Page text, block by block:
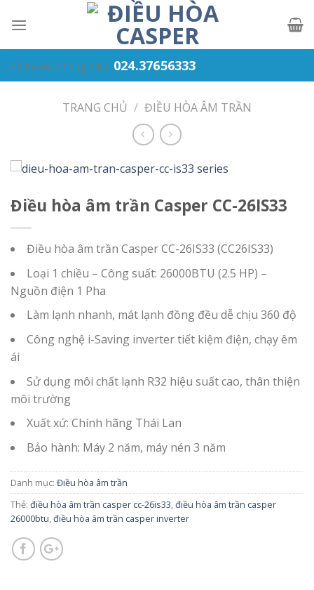
Hỗ trợ mua hàng 24/7: 024.37656333
TRANG CHỦ / ĐIỀU HÒA ÂM TRẦN
Điều hòa âm trần Casper CC-26IS33
Điều hòa âm trần Casper CC-26IS33 (CC26IS33)
Loại 1 chiều – Công suất: 26000BTU (2.5 HP) –
Nguồn điện 1 Pha
Làm lạnh nhanh, mát lạnh đồng đều dễ chịu 360 độ
Công nghệ i-Saving inverter tiết kiệm điện, chạy êm
ái
Sử dụng môi chất lạnh R32 hiệu suất cao, thân thiện
môi trường
Xuất xứ: Chính hãng Thái Lan
Bảo hành: Máy 2 năm, máy nén 3 năm
Danh mục: Điều hòa âm trần
Thẻ: điều hòa âm trần casper cc-26is33,điều hòa âm trần casper
26000btu,điều hòa âm trần casper inverter